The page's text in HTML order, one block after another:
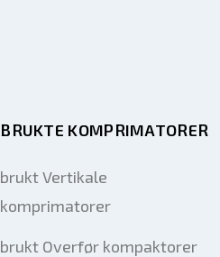
BRUKTE KOMPRIMATORER
brukt Vertikale
komprimatorer
brukt Overfør kompaktorer